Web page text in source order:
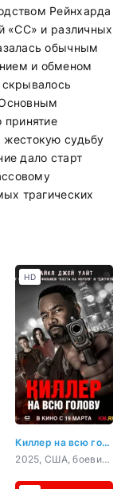
Рейнхарда
«СС» и различных
обычным
и обменом
принятие
жестокую судьбу
дало старт
трагических
Киллер на всю голову
2025, США, боевик, триллер, комедия, криминал
HD